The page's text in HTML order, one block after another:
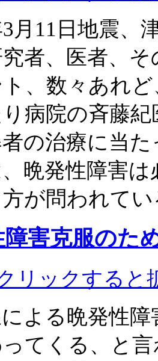
3月11日地震、
者、医者、
、数々あれ
病院の斉藤
の治療に当
晩発性障害
が問われて
障害克服のた
よる晩発性
てくる、と